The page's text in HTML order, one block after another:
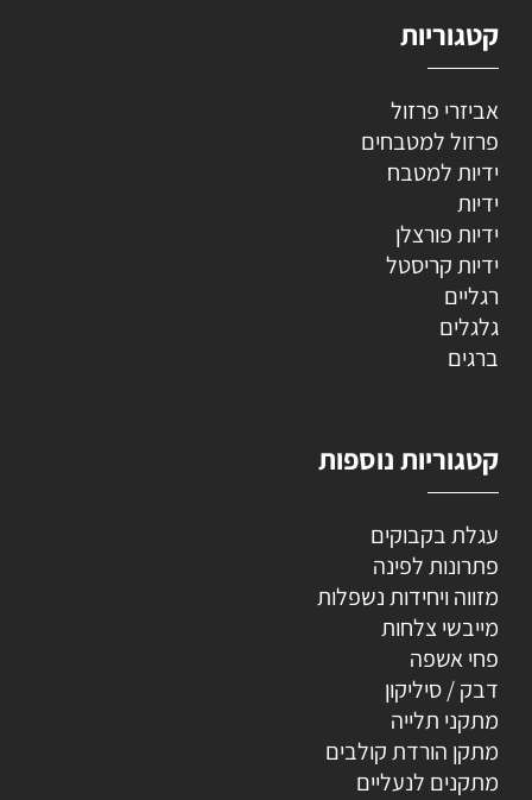
קטגוריות
אביזרי פרזול
פרזול למטבחים
ידיות למטבח
ידיות
ידיות פורצלן
ידיות קריסטל
רגליים
גלגלים
ברגים
קטגוריות נוספות
עגלת בקבוקים
פתרונות לפינה
מזווה ויחידות נשפלות
מייבשי צלחות
פחי אשפה
דבק / סיליקון
מתקני תלייה
מתקן הורדת קולבים
מתקנים לנעליים